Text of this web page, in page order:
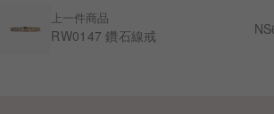
上一件商品
RW0147 鑽石線戒